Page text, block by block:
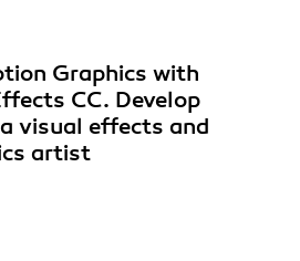
Graphics with
CC. Develop
visual effects and
artist